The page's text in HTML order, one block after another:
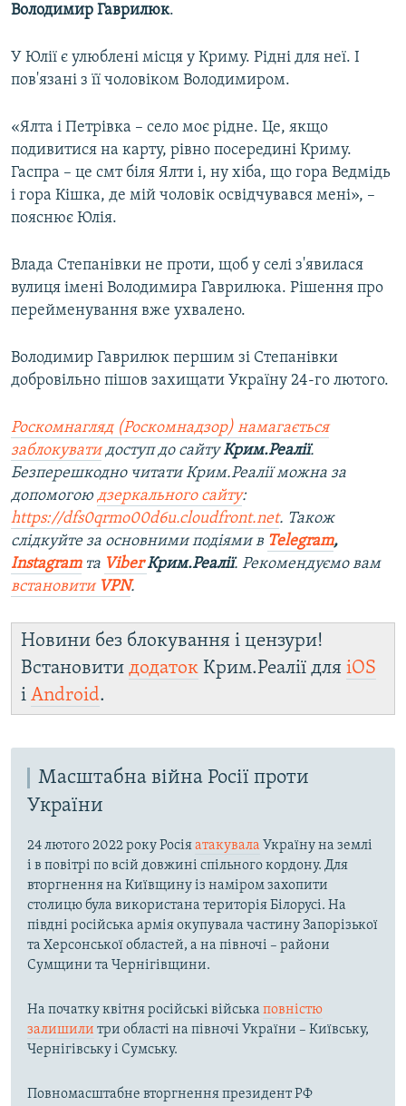
Володимир Гаврилюк.
У Юлії є улюблені місця у Криму. Рідні для неї. І
пов'язані з її чоловіком Володимиром.
«Ялта і Петрівка – село моє рідне. Це, якщо
подивитися на карту, рівно посередині Криму.
Гаспра – це смт біля Ялти і, ну хіба, що гора Ведмідь
і гора Кішка, де мій чоловік освідчувався мені», –
пояснює Юлія.
Влада Степанівки не проти, щоб у селі з'явилася
вулиця імені Володимира Гаврилюка. Рішення про
перейменування вже ухвалено.
Володимир Гаврилюк першим зі Степанівки
добровільно пішов захищати Україну 24-го лютого.
Роскомнагляд (Роскомнадзор) намагається
заблокуватидоступ до сайтуКрим.Реалії.
Безперешкодно читати Крим.Реалії можна за
допомогою дзеркального сайту:
https://dfs0qrmo00d6u.cloudfront.net. Також
слідкуйте за основними подіями в Telegram,
Instagramта ViberКрим.Реалії. Рекомендуємо вам
встановити VPN.
Новини без блокування і цензури!
Встановити додаток Крим.Реалії для iOS
і Android.
Масштабна війна Росії проти
України
24 лютого 2022 року Росіяатакувала Україну на землі
і в повітрі по всій довжині спільного кордону. Для
вторгнення на Київщину із наміром захопити
столицю була використана територія Білорусі. На
півдні російська армія окупувала частину Запорізької
та Херсонської областей, а на півночі – райони
Сумщини та Чернігівщини.
На початку квітня російські війська повністю
залишили три області на півночі України – Київську,
Чернігівську і Сумську.
Повномасштабне вторгнення президент РФ